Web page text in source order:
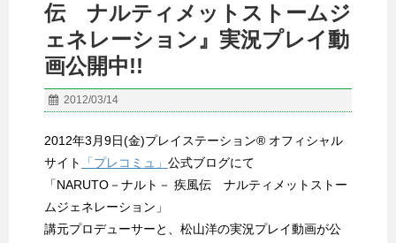
伝 ナルティメットストームジ
ェネレーション』実況プレイ動
画公開中!!
2012/03/14
2012年3月9日(金)プレイステーション® オフィシャル
サイト
「プレコミュ」 公式ブログにて
「NARUTO－ナルト－ 疾風伝 ナルティメットストー
ムジェネレーション」
講元プロデューサーと、松山洋の実況プレイ動画が公